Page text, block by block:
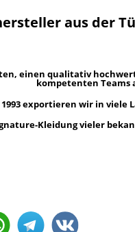
aus der
einen qualitativ
kompetenten Teams
exportieren wir in viele
Kleidung vieler